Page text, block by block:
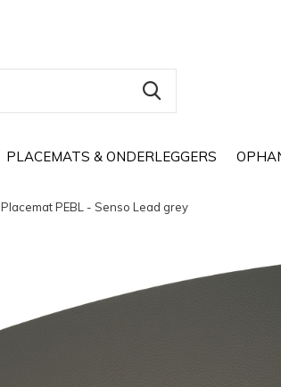
PLACEMATS & ONDERLEGGERS
Placemat PEBL - Senso Lead grey